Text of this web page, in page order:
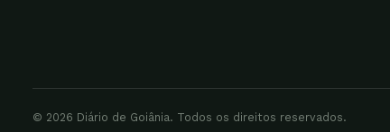
© 2026 Diário de Goiânia. Todos os direitos reservados.